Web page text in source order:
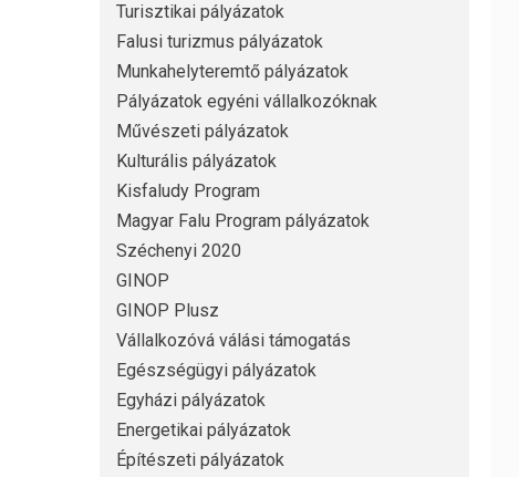
Turisztikai pályázatok
Falusi turizmus pályázatok
Munkahelyteremtő pályázatok
Pályázatok egyéni vállalkozóknak
Művészeti pályázatok
Kulturális pályázatok
Kisfaludy Program
Magyar Falu Program pályázatok
Széchenyi 2020
GINOP
GINOP Plusz
Vállalkozóvá válási támogatás
Egészségügyi pályázatok
Egyházi pályázatok
Energetikai pályázatok
Építészeti pályázatok